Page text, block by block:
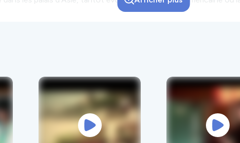
en Inde (Quartet)/Trio acoustique/Duo pour concert à domicile.